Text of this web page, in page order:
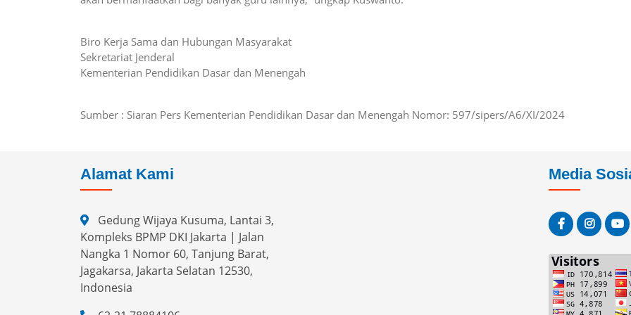
Biro Kerja Sama dan Hubungan Masyarakat
Sekretariat Jenderal
Kementerian Pendidikan Dasar dan Menengah
Sumber : Siaran Pers Kementerian Pendidikan Dasar dan Menengah Nomor: 597/sipers/A6/XI/2024
Alamat Kami
Gedung Wijaya Kusuma, Lantai 3,
Kompleks BPMP DKI Jakarta | Jalan
Nangka 1 Nomor 60, Tanjung Barat,
Jagakarsa, Jakarta Selatan 12530,
Indonesia
Media